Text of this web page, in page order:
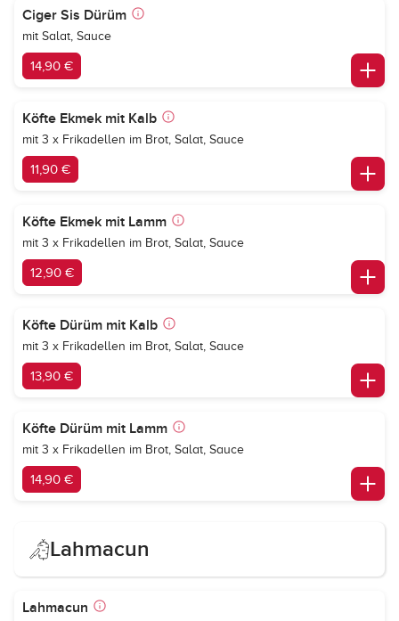
Ciger Sis Dürüm
mit Salat, Sauce
14,90 €
Köfte Ekmek mit Kalb
mit 3 x Frikadellen im Brot, Salat, Sauce
11,90 €
Köfte Ekmek mit Lamm
mit 3 x Frikadellen im Brot, Salat, Sauce
12,90 €
Köfte Dürüm mit Kalb
mit 3 x Frikadellen im Brot, Salat, Sauce
13,90 €
Köfte Dürüm mit Lamm
mit 3 x Frikadellen im Brot, Salat, Sauce
14,90 €
Lahmacun
Lahmacun